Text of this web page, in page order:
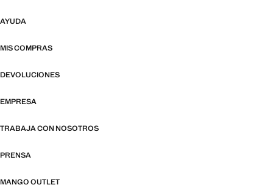
AYUDA
MIS COMPRAS
DEVOLUCIONES
EMPRESA
TRABAJA CON NOSOTROS
PRENSA
MANGO OUTLET